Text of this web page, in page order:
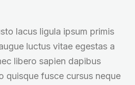
lacus ligula ipsum primis
luctus vitae egestas a
libero sapien dapibus
quisque fusce cursus neque